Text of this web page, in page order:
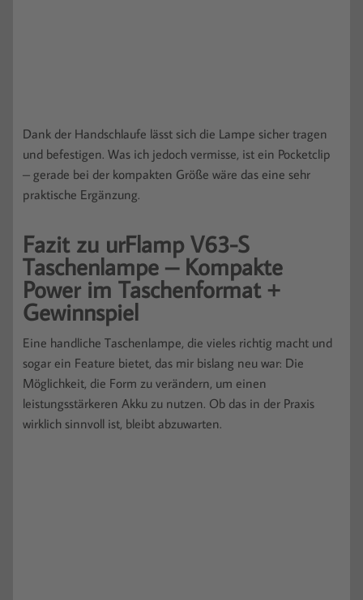
Dank der Handschlaufe lässt sich die Lampe sicher tragen
und befestigen. Was ich jedoch vermisse, ist ein Pocketclip
– gerade bei der kompakten Größe wäre das eine sehr
praktische Ergänzung.
Fazit zu urFlamp V63-S
Taschenlampe – Kompakte
Power im Taschenformat +
Gewinnspiel
Eine handliche Taschenlampe, die vieles richtig macht und
sogar ein Feature bietet, das mir bislang neu war: Die
Möglichkeit, die Form zu verändern, um einen
leistungsstärkeren Akku zu nutzen. Ob das in der Praxis
wirklich sinnvoll ist, bleibt abzuwarten.